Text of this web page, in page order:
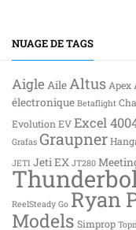
NUAGE DE TAGS
Aigle Aile Altus Apex
électronique Betaflight
Evolution EVExcel
Grafas Graupner
JETI Jeti EX JT280
ReelSteady Go Ryan
Models Simprop